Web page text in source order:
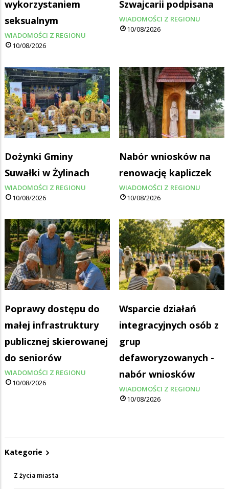
wykorzystaniem
seksualnym
WIADOMOŚCI Z REGIONU
10/08/2026
Szwajcarii podpisana
WIADOMOŚCI Z REGIONU
10/08/2026
Dożynki Gminy
Suwałki w Żylinach
WIADOMOŚCI Z REGIONU
10/08/2026
Nabór wniosków na
renowację kapliczek
WIADOMOŚCI Z REGIONU
10/08/2026
Poprawy dostępu do
małej infrastruktury
publicznej skierowanej
do seniorów
WIADOMOŚCI Z REGIONU
10/08/2026
Wsparcie działań
integracyjnych osób z
grup
defaworyzowanych -
nabór wniosków
WIADOMOŚCI Z REGIONU
10/08/2026
Kategorie
Z życia miasta